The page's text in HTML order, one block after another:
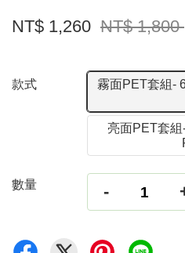
NT$ 1,260 NT$ 1,800
款式
霧面PET套組-
亮面PET套
數量 -